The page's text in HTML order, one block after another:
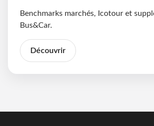
Benchmarks marchés, Icotour et
Bus&Car.
Découvrir